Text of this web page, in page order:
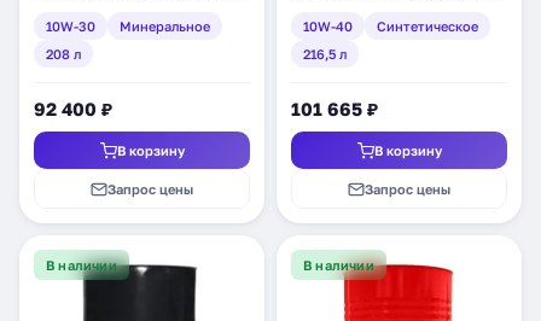
10W-30
Минеральное
208 л
92 400 ₽
В корзину
Запрос цены
синтетическое, 216,5 л
(1612456
10W-40
Синтетическое
216,5 л
101 665 ₽
В корзину
Запрос цены
В наличии В наличии